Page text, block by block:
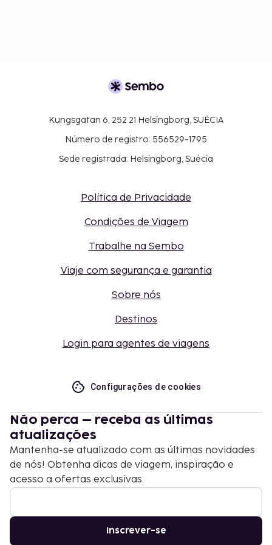
sentido de organizar a estadia dos seus animais
de estimação, utilizando para tal as
confirmação de reserva.
Kungsgatan 6, 252 21 Helsingborg, SUÉCIA
Número de registro: 556529-1795
Sede registrada: Helsingborg, Suécia
Política de Privacidade
Condições de Viagem
Trabalhe na Sembo
Viaje com segurança e garantia
Sobre nós
Destinos
Login para agentes de viagens
Configurações de cookies
Não perca – receba as últimas
atualizações
Mantenha-se atualizado com as últimas novidades
de nós! Obtenha dicas de viagem, inspiração e
acesso a ofertas exclusivas.
Inscrever-se